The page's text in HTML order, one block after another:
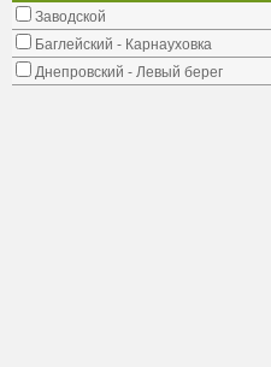
Заводской
Баглейский - Карнауховка
Днепровский - Левый берег